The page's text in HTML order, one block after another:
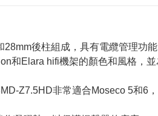
後柱組成，具有電纜管理功能
和Elara hifi機架的顏色和風格，並
Z7.5HD非常適合Moseco 5和6